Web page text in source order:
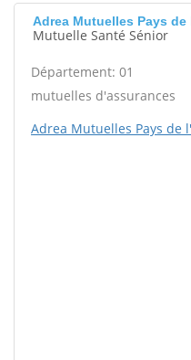
Adrea Mutuelles Pays de
Mutuelle Santé Sénior
Département: 01
mutuelles d'assurances
Adrea Mutuelles Pays de